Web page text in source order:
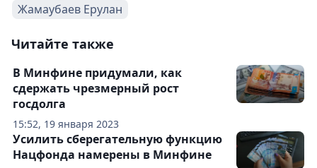
Жамаубаев Ерулан
Читайте также
15:52, 19 января 2023
В Минфине придумали, как
сдержать чрезмерный рост
госдолга
Усилить сберегательную функцию
Нацфонда намерены в Минфине